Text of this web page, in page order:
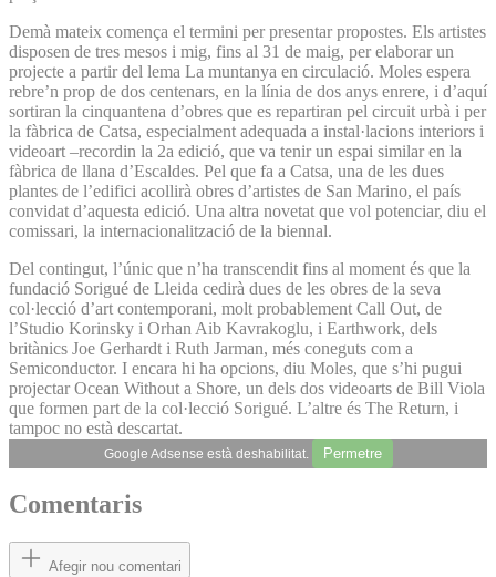
Demà mateix comença el termini per presentar propostes. Els artistes
disposen de tres mesos i mig, fins al 31 de maig, per elaborar un
projecte a partir del lema La muntanya en circulació. Moles espera
rebre’n prop de dos centenars, en la línia de dos anys enrere, i d’aquí
sortiran la cinquantena d’obres que es repartiran pel circuit urbà i per
la fàbrica de Catsa, especialment adequada a instal·lacions interiors i
videoart –recordin la 2a edició, que va tenir un espai similar en la
fàbrica de llana d’Escaldes. Pel que fa a Catsa, una de les dues
plantes de l’edifici acollirà obres d’artistes de San Marino, el país
convidat d’aquesta edició. Una altra novetat que vol potenciar, diu el
comissari, la internacionalització de la biennal.
Del contingut, l’únic que n’ha transcendit fins al moment és que la
fundació Sorigué de Lleida cedirà dues de les obres de la seva
col·lecció d’art contemporani, molt probablement Call Out, de
l’Studio Korinsky i Orhan Aib Kavrakoglu, i Earthwork, dels
britànics Joe Gerhardt i Ruth Jarman, més coneguts com a
Semiconductor. I encara hi ha opcions, diu Moles, que s’hi pugui
projectar Ocean Without a Shore, un dels dos videoarts de Bill Viola
que formen part de la col·lecció Sorigué. L’altre és The Return, i
tampoc no està descartat.
Google Adsense està deshabilitat. Permetre
Comentaris
Afegir nou comentari